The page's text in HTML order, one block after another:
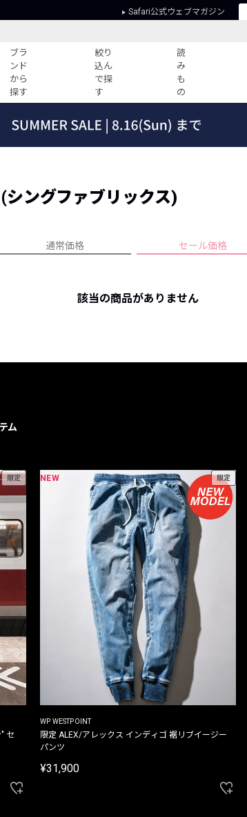
Safari公式ウェブマガジン
ブラ
ンド
から
探す
絞り
込ん
で探
す
読
み
も
の
べての記事
デ紹介
なコーデ TOP20
気記事ランキング
ォーカスブランド
よくある質問
プライバシーポリシー
シングファブリックス)
通常価格 セール価格
該当の商品がありません
ム
限定
セ
NEW 限定
WP WESTPOINT
限定 ALEX/アレックス インディゴ 裾リブイージー
パンツ
¥31,900